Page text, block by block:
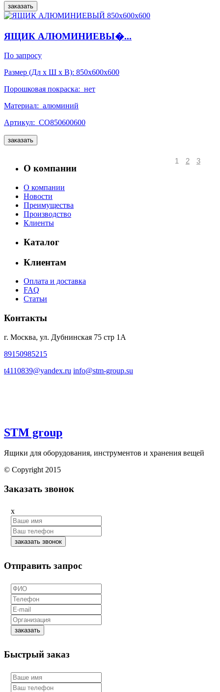
заказать
ЯЩИК АЛЮМИНИЕВЫ�...
По запросу
Размер (Дл x Ш x В): 850x600x600
Порошковая покраска: нет
Материал: алюминий
Артикул: СО850600600
заказать
1 2 3
О компании
О компании
Новости
Преимущества
Производство
Клиенты
Каталог
Клиентам
Оплата и доставка
FAQ
Статьи
Контакты
г. Москва, ул. Дубнинская 75 стр 1А
89150985215
t4110839@yandex.ru info@stm-group.su
STM group
Ящики для оборудования, инструментов и хранения вещей
© Copyright 2015
Заказать звонок
x
заказать звонок
Отправить запрос
заказать
Быстрый заказ